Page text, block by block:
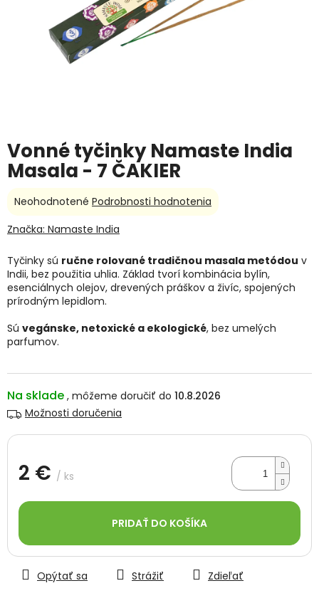
Vonné tyčinky Namaste India
Masala - 7 ČAKIER
Na sklade
10.8.2026
Možnosti doručenia
2 € / ks
cena:
PRIDAŤ DO KOŠÍKA
Tyčinky sú ručne rolované tradičnou masala metódou v
Indii, bez použitia uhlia. Základ tvorí kombinácia bylín,
esenciálnych olejov, drevených práškov a živíc, spojených
prírodným lepidlom.
Sú vegánske, netoxické a ekologické, bez umelých
parfumov.
Opýtať sa Strážiť Zdieľať
Priemerné
produktu
0,0
z
5
hviezdičiek.
Neohodnotené Podrobnosti hodnotenia
Značka: Namaste India